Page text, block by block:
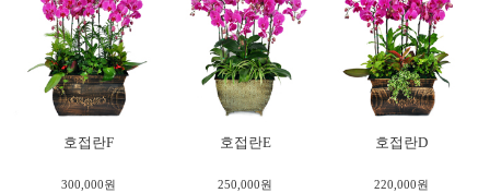
호접란F
300,000원
호접란E
250,000원
호접란D
220,000원